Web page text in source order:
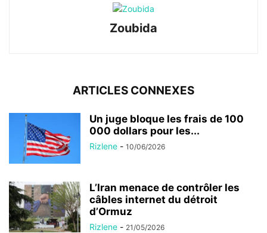
Zoubida
ARTICLES CONNEXES
Un juge bloque les frais de 100
000 dollars pour les...
Rizlene - 10/06/2026
L’Iran menace de contrôler les
câbles internet du détroit
d’Ormuz
Rizlene - 21/05/2026